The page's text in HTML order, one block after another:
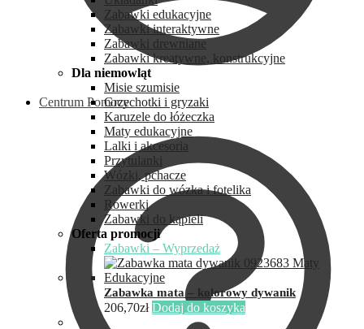
Centrum Pomocy
Zabawki edukacyjne
Zabawki interaktywne
Zabawki drewniane
Zabawki kreatywne, konstrukcyjne
Dla niemowląt
Misie szumisie
Grzechotki i gryzaki
Karuzele do łóżeczka
Maty edukacyjne
Lalki i akcesoria
Przytulanki
Wózki, pchacze
Zabawki do wózka i fotelika
Rowerki
Zabawki do kąpieli
Oferta promocji
Zabawki – Wyprzedaż
Zabawka mata – kolorowy dywanik
206,70zł Dodaj do koszyka